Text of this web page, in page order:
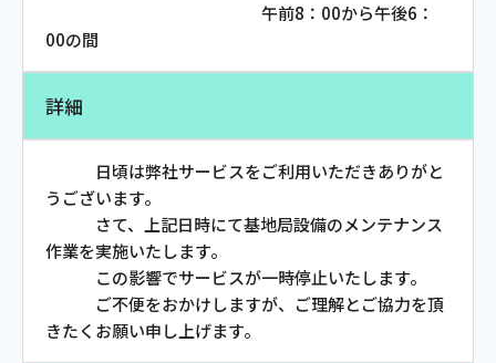
Webメール
午前8：00から午後6：
00の間
詳細
日頃は弊社サービスをご利用いただきありがと
うございます。
さて、上記日時にて基地局設備のメンテナンス
作業を実施いたします。
この影響でサービスが一時停止いたします。
ご不便をおかけしますが、ご理解とご協力を頂
きたくお願い申し上げます。